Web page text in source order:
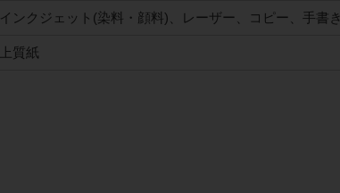
インクジェット(染料・顔料)、レーザー、コピー、手書き
上質紙